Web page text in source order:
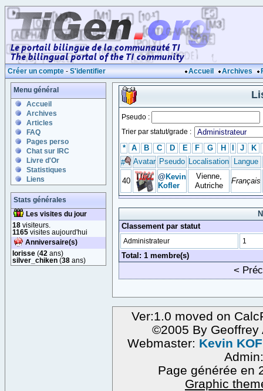
Créer un compte - S'identifier Accueil Archives
Menu général
Accueil
Archives
Articles
FAQ
Pages perso
Chat sur IRC
Livre d'Or
Statistiques
Liens
Stats générales
Les visites du jour
18 visiteurs.
1165 visites aujourd'hui
Anniversaire(s)
lorisse (42 ans)
silver_chiken (38 ans)
Pseudo :
Trier par statut/grade :
* A B C D E F G H J
K
#
Avatar Pseudo Localisation Langue
40 @ Kevin
Kofler
Vienne,
Autriche
Français
Classement par statut
Administrateur 1
Total: 1 membre(s)
<
Ver:1.0 moved on
©2005 By Geoffrey
Webmaster: Kevin
Page générée en
Graphic